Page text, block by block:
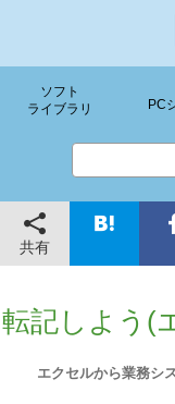
ソフト
ライブラリ
PC
共有
転記しよう(
エクセルから業務シ